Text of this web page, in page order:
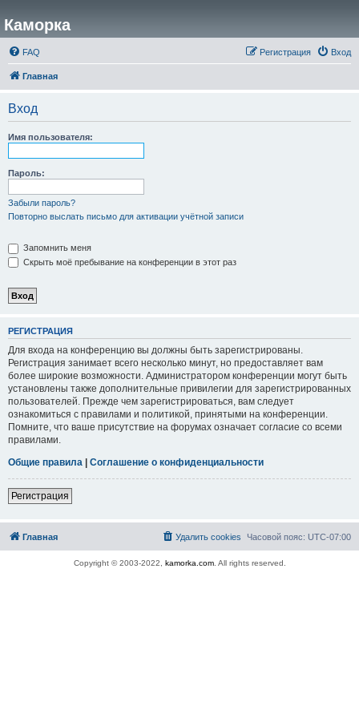
Каморка
FAQ Вход
Регистрация
Главная
Вход
Имя пользователя:
Пароль:
Забыли пароль?
Повторно выслать письмо для активации учётной записи
Запомнить меня
Скрыть моё пребывание на конференции в этот раз
РЕГИСТРАЦИЯ
Для входа на конференцию вы должны быть зарегистрированы.
Регистрация занимает всего несколько минут, но предоставляет вам
более широкие возможности. Администратором конференции могут быть
установлены также дополнительные привилегии для зарегистрированных
пользователей. Прежде чем зарегистрироваться, вам следует
ознакомиться с правилами и политикой, принятыми на конференции.
Помните, что ваше присутствие на форумах означает согласие со всеми
правилами.
Общие правила | Соглашение о конфиденциальности
Регистрация
Главная Часовой пояс: UTC-07:00
Удалить cookies
Copyright © 2003-2022, kamorka.com. All rights reserved.